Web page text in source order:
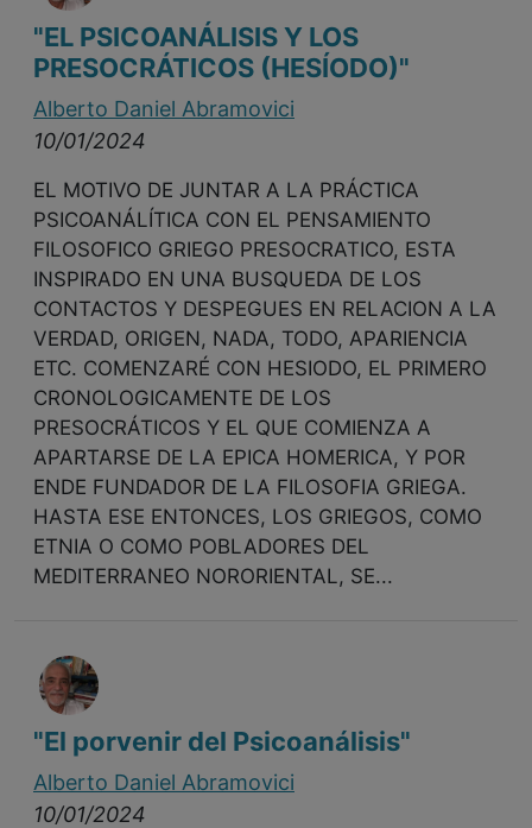
"EL PSICOANÁLISIS Y LOS
PRESOCRÁTICOS (HESÍODO)"
Alberto Daniel Abramovici
10/01/2024
EL MOTIVO DE JUNTAR A LA PRÁCTICA
PSICOANÁLÍTICA CON EL PENSAMIENTO
FILOSOFICO GRIEGO PRESOCRATICO, ESTA
INSPIRADO EN UNA BUSQUEDA DE LOS
CONTACTOS Y DESPEGUES EN RELACION A LA
VERDAD, ORIGEN, NADA, TODO, APARIENCIA
ETC. COMENZARÉ CON HESIODO, EL PRIMERO
CRONOLOGICAMENTE DE LOS
PRESOCRÁTICOS Y EL QUE COMIENZA A
APARTARSE DE LA EPICA HOMERICA, Y POR
ENDE FUNDADOR DE LA FILOSOFIA GRIEGA.
HASTA ESE ENTONCES, LOS GRIEGOS, COMO
ETNIA O COMO POBLADORES DEL
MEDITERRANEO NORORIENTAL, SE...
"El porvenir del Psicoanálisis"
Alberto Daniel Abramovici
10/01/2024